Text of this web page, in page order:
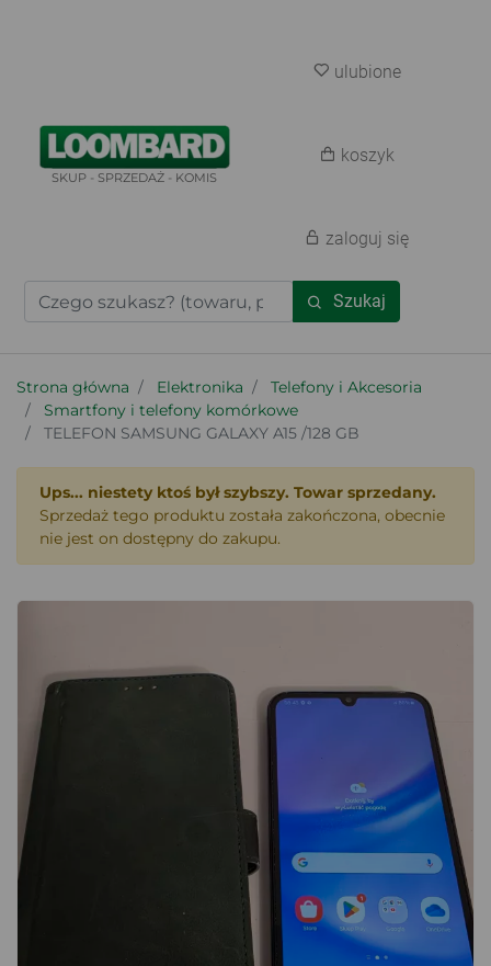
SKUP - SPRZEDAŻ - KOMIS
Szukaj
ulubione
koszyk
zaloguj się
Strona główna Elektronika
Telefony i Akcesoria
Smartfony i telefony komórkowe
TELEFON SAMSUNG GALAXY A15 /128 GB
Ups... niestety ktoś był szybszy. Towar sprzedany.
Sprzedaż tego produktu została zakończona, obecnie
nie jest on dostępny do zakupu.